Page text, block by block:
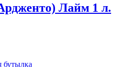
Лайм 1 л.
бутылка